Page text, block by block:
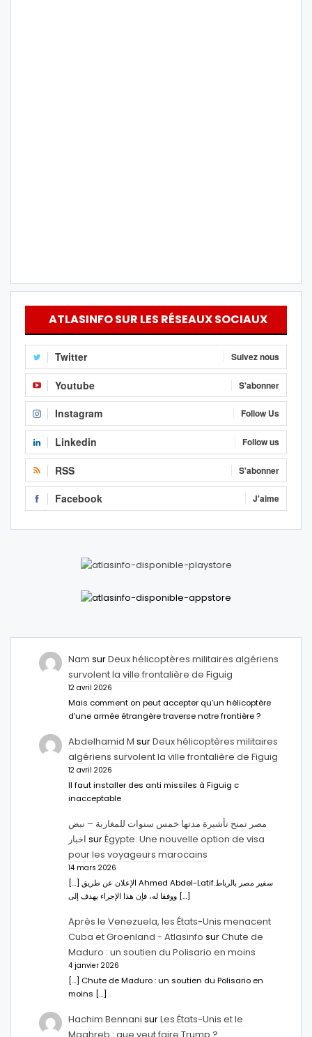
ATLASINFO SUR LES RÉSEAUX SOCIAUX
Twitter Suivez nous
Youtube S'abonner
Instagram Follow Us
Linkedin Follow us
RSS S'abonner
Facebook J'aime
Nam surDeux hélicoptères militaires algériens
survolent la ville frontalière de Figuig
12 avril 2026
Mais comment on peut accepter qu’un hélicoptère
d’une armée étrangère traverse notre frontière ?
Abdelhamid M surDeux hélicoptères militaires
algériens survolent la ville frontalière de Figuig
12 avril 2026
Il faut installer des anti missiles à Figuig c
inacceptable
مصر تمنح تأشيرة مدتها خمس سنوات للمغاربة – نبض
اخبار surÉgypte: Une nouvelle option de visa
pour les voyageurs marocains
14 mars 2026
[…] الإعلان عن طريق Ahmed Abdel-Latifسفير مصر بالرباط.
ووفقا له، فإن هذا الإجراء يهدف إلى […]
Après le Venezuela, les États-Unis menacent
Cuba et Groenland - Atlasinfo surChute de
Maduro : un soutien du Polisario en moins
4 janvier 2026
[…] Chute de Maduro : un soutien du Polisario en
moins […]
Hachim Bennani surLes États-Unis et le